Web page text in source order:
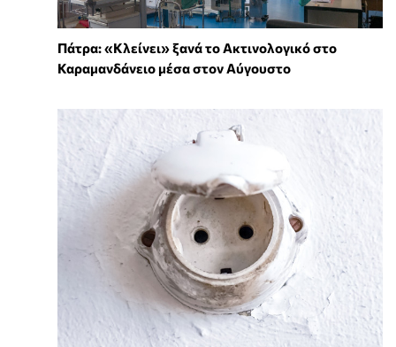
Πάτρα: «Κλείνει» ξανά το Ακτινολογικό στο
Καραμανδάνειο μέσα στον Αύγουστο